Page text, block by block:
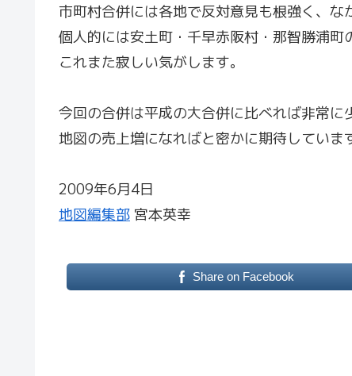
市町村合併には各地で反対意見も根強く、な
個人的には安土町・千早赤阪村・那智勝浦町
これまた寂しい気がします。
今回の合併は平成の大合併に比べれば非常に
地図の売上増になればと密かに期待していま
2009年6月4日
地図編集部 宮本英幸
Share on Facebook